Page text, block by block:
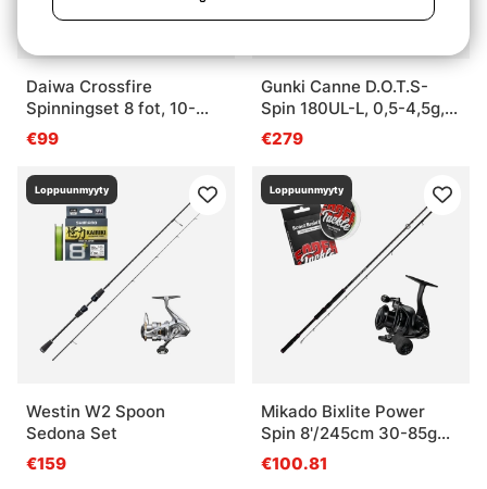
Daiwa Crossfire
Spinningset 8 fot, 10-
40g
€99
Gunki Canne D.O.T.S-
Spin 180UL-L, 0,5-4,5g,
2sec Combo
€279
Loppuunmyyty
Westin W2 Spoon
Sedona Set
€159
Loppuunmyyty
Mikado Bixlite Power
Spin 8'/245cm 30-85g
Combo
€100.81